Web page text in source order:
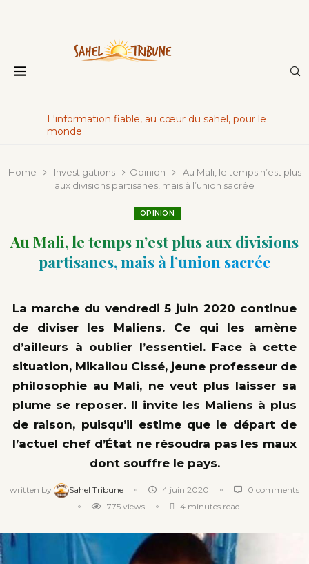
L'information fiable, au cœur du sahel, pour le
monde
Home Investigations Opinion
Au Mali, le temps n’est plus
aux divisions partisanes, mais à l’union sacrée
OPINION
Au Mali, le temps n’est plus aux divisions
partisanes, mais à l’union sacrée
La marche du vendredi 5 juin 2020 continue
de diviser les Maliens. Ce qui les amène
d’ailleurs à oublier l’essentiel. Face à cette
situation, Mikailou Cissé, jeune professeur de
philosophie au Mali, ne veut plus laisser sa
plume se reposer. Il invite les Maliens à plus
de raison, puisqu’il estime que le départ de
l’actuel chef d’État ne résoudra pas les maux
dont souffre le pays.
written by Sahel Tribune 4 juin 2020
0 comments
775 views 4 minutes read